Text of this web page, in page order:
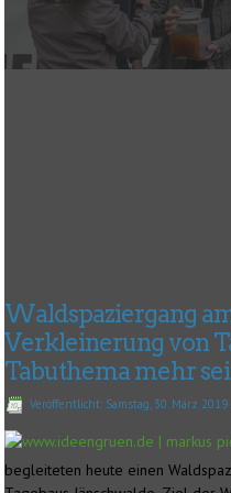
Waldspaziergang
Verkleinerung von
Tabuthema mehr
Veröffentlicht: Samstag, 30. März 2019
begleiteten heute einen